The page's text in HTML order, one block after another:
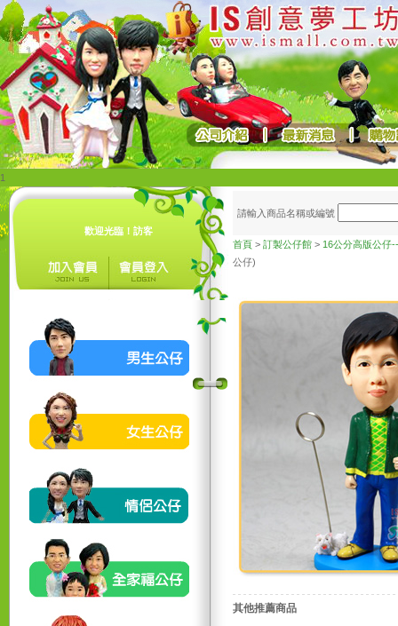
1
歡迎光臨！訪客
請輸入商品名稱或編號
首頁 > 訂製公仔館 > 16公分高版公仔
公仔)
其他推薦商品